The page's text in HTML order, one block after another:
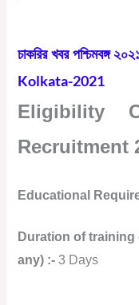
চাকরির খবর পশ্চিমবঙ্গ
Kolkata-2021
Eligibility
Recruitment
Educational
Duration of
any) :-3 Days